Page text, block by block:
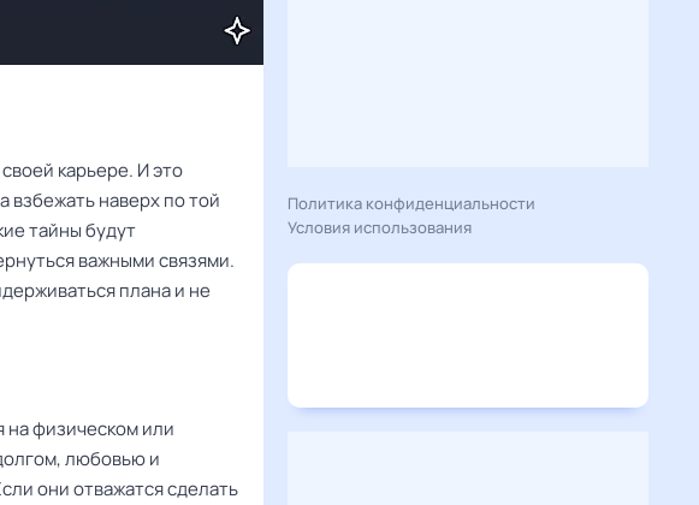
карьере. И это
взбежать наверх по той
тайны будут
важными связями.
плана и не
на физическом или
любовью и
они отважатся сделать
Политика конфиденциальности
Условия использования